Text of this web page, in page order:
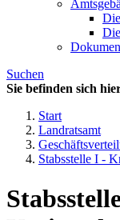
Suchen
Sie befinden sich
Start
Landratsamt
Stabsstelle I -